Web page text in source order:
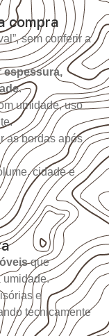
compra
sem conferir a
espessura,
.
umidade, uso
as bordas após
cidade e
que
umidade.
e
tecnicamente